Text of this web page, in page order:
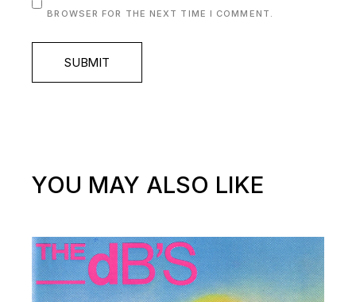
BROWSER FOR THE NEXT TIME I COMMENT.
SUBMIT
YOU MAY ALSO LIKE